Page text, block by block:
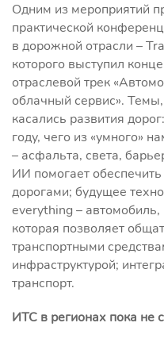
Одним из мероприятий
практической
в дорожной отрасли –
которого выступил
отраслевой трек
облачный сервис».
касались развития
году, чего из «умного»
– асфальта, света,
ИИ помогает
дорогами; будущее
everything –
которая позволяет
транспортными
инфраструктурой;
транспорт.
ИТС в регионах пока не